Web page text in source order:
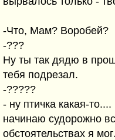
-Что, Мам? Воробей?
-???
Ну ты так дядю в
тебя подрезал.
-?????
- ну птичка какая-то....
начинаю судорожно
обстоятельствах я